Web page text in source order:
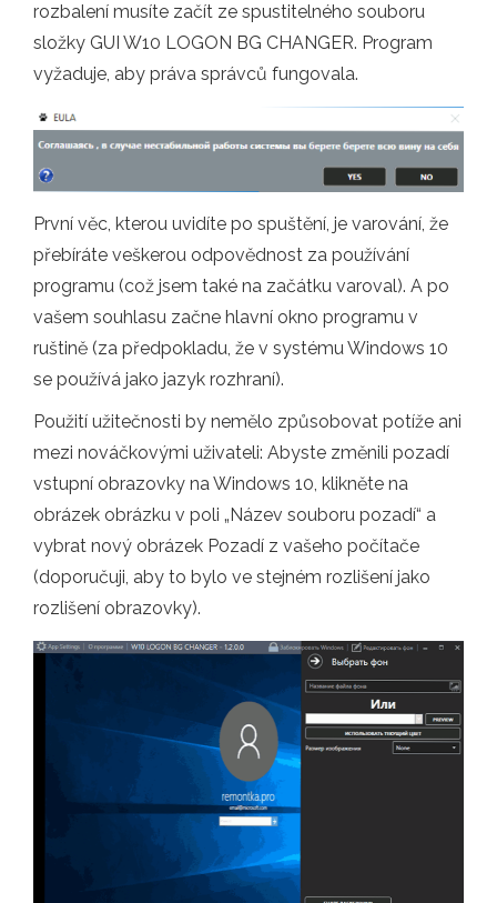
rozbalení musíte začít ze spustitelného souboru
složky GUI W10 LOGON BG CHANGER. Program
vyžaduje, aby práva správců fungovala.
První věc, kterou uvidíte po spuštění, je varování, že
přebíráte veškerou odpovědnost za používání
programu (což jsem také na začátku varoval). A po
vašem souhlasu začne hlavní okno programu v
ruštině (za předpokladu, že v systému Windows 10
se používá jako jazyk rozhraní).
Použití užitečnosti by nemělo způsobovat potíže ani
mezi nováčkovými uživateli: Abyste změnili pozadí
vstupní obrazovky na Windows 10, klikněte na
obrázek obrázku v poli „Název souboru pozadí“ a
vybrat nový obrázek Pozadí z vašeho počítače
(doporučuji, aby to bylo ve stejném rozlišení jako
rozlišení obrazovky).